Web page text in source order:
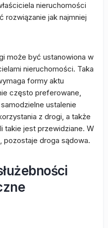
nieruchomości
rozwiązanie jak najmniej
może być ustanowiona w
nieruchomości. Taka
formy aktu
często preferowane,
ustalenie
z drogi, a także
takie jest przewidziane. W
pozostaje droga sądowa.